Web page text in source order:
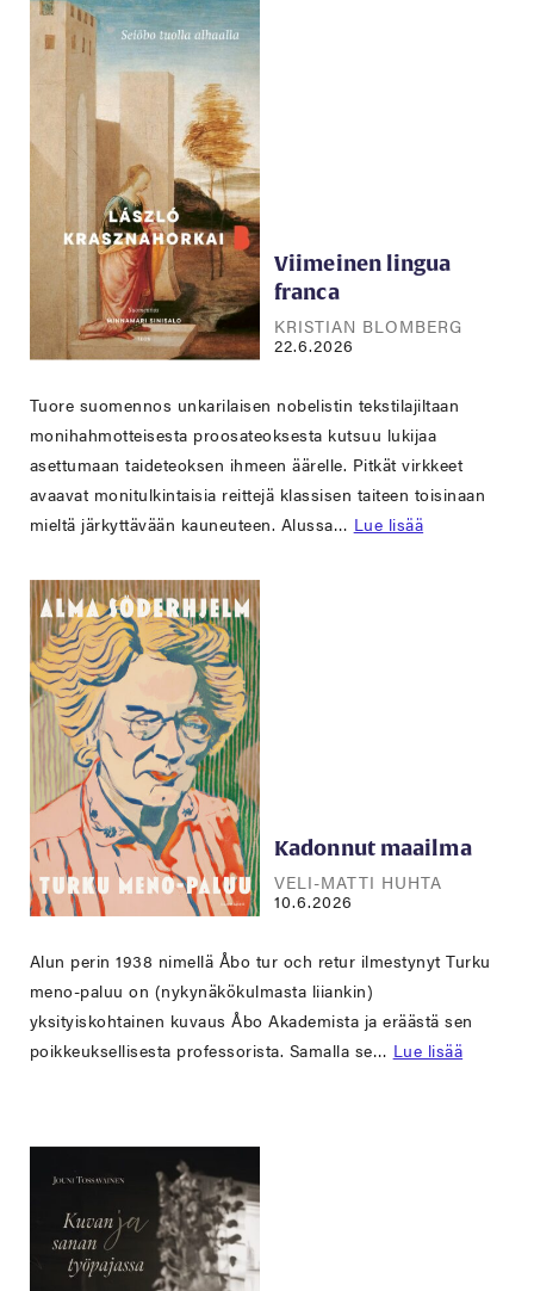
Viimeinen lingua
franca
KRISTIAN BLOMBERG
22.6.2026
Tuore suomennos unkarilaisen nobelistin tekstilajiltaan
monihahmotteisesta proosateoksesta kutsuu lukijaa
asettumaan taideteoksen ihmeen äärelle. Pitkät virkkeet
avaavat monitulkintaisia reittejä klassisen taiteen toisinaan
mieltä järkyttävään kauneuteen. Alussa… Lue lisää
Kadonnut maailma
VELI-MATTI HUHTA
10.6.2026
Alun perin 1938 nimellä Åbo tur och retur ilmestynyt Turku
meno-paluu on (nykynäkökulmasta liiankin)
yksityiskohtainen kuvaus Åbo Akademista ja eräästä sen
poikkeuksellisesta professorista. Samalla se… Lue lisää